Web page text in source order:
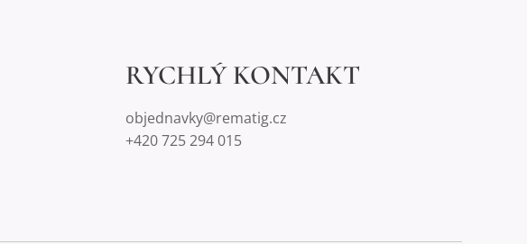
RYCHLÝ KONTAKT
objednavky@rematig.cz
+420 725 294 015